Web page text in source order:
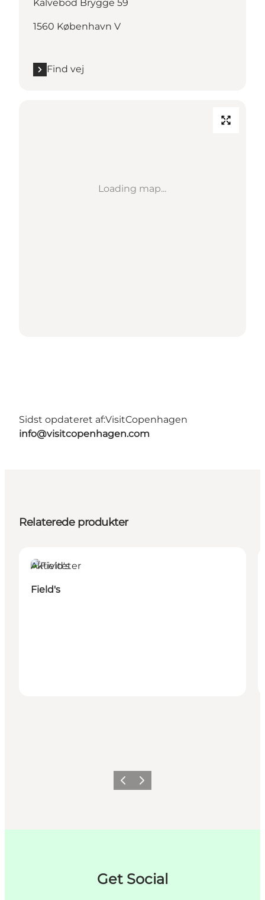
Kalvebod Brygge 59
1560 København V
Find vej
Loading map...
Sidst opdateret af:VisitCopenhagen
info@visitcopenhagen.com
Relaterede produkter
Aktiviteter
Field's
ForrigeNæste
Get Social